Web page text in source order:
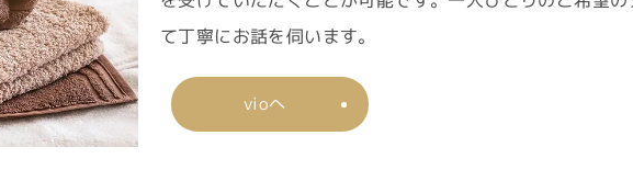
て丁寧にお話を伺います。
vioへ